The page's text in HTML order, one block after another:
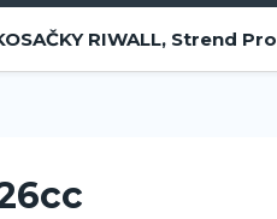
RIWALL, Strend Pro